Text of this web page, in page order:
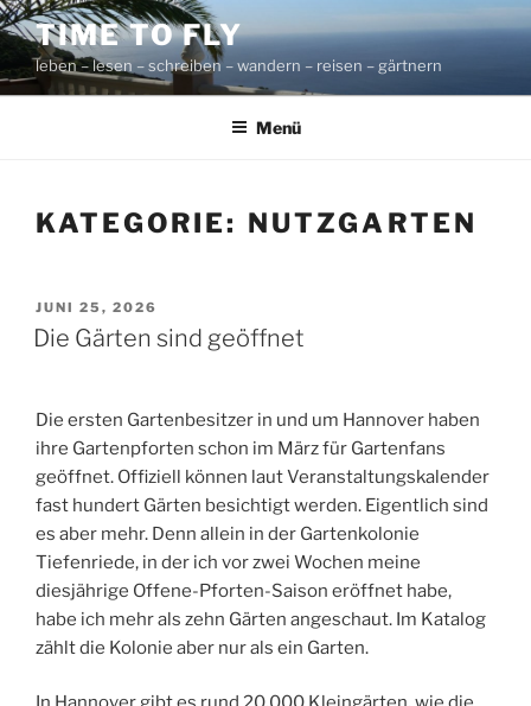
Zum
Inhalt
springen
TIME TO FLY
leben – lesen – schreiben – wandern – reisen – gärtnern
Menü
KATEGORIE: NUTZGARTEN
VERÖFFENTLICHT
AM
JUNI 25, 2026
Die Gärten sind geöffnet
Die ersten Gartenbesitzer in und um Hannover haben
ihre Gartenpforten schon im März für Gartenfans
geöffnet. Offiziell können laut Veranstaltungskalender
fast hundert Gärten besichtigt werden. Eigentlich sind
es aber mehr. Denn allein in der Gartenkolonie
Tiefenriede, in der ich vor zwei Wochen meine
diesjährige Offene-Pforten-Saison eröffnet habe,
habe ich mehr als zehn Gärten angeschaut. Im Katalog
zählt die Kolonie aber nur als ein Garten.